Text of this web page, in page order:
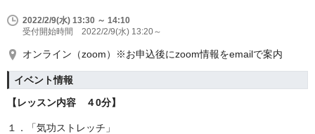
2022/2/9(水) 13:30 ～ 14:10
受付開始時間 2022/2/9(水) 13:20～
オンライン（zoom）※お申込後にzoom情報をemailで案内
イベント情報
【レッスン内容 ４0分】
１．
「気功ストレッチ」